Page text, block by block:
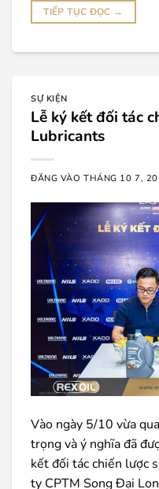
TIẾP TỤC ĐỌC →
SỰ KIỆN
Lễ ký kết đối tác
Lubricants
ĐĂNG VÀOTHÁNG 10 7,
Vào ngày 5/10 vừa
trọng và ý nghĩa đã
kết đối tác chiến lược
ty CPTM Song Đại